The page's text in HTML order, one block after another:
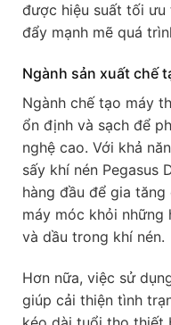
được hiệu suất tối
đẩy mạnh mẽ quá
Ngành sản xuất chế
Ngành chế tạo máy
ổn định và sạch để
nghệ cao. Với khả
sấy khí nén Pegasus
hàng đầu để gia
máy móc khỏi những
và dầu trong khí nén.
Hơn nữa, việc sử
giúp cải thiện tình